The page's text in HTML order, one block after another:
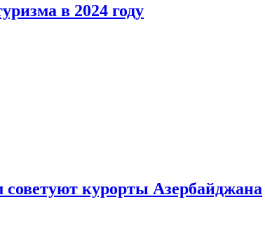
в 2024 году
советуют курорты Азербайджана